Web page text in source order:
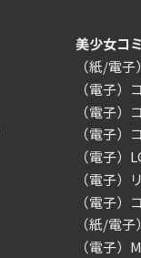
美少女コ
（紙/電
（電子）
（電子）
（電子）
（電子）
（電子）
（電子）
（紙/電
（電子）